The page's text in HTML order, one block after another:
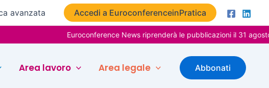
avanzata Accedi a EuroconferenceinPratica
Euroconference News riprenderà le pubblicazioni il 31 agosto.
Area lavoro Area legale Abbonati